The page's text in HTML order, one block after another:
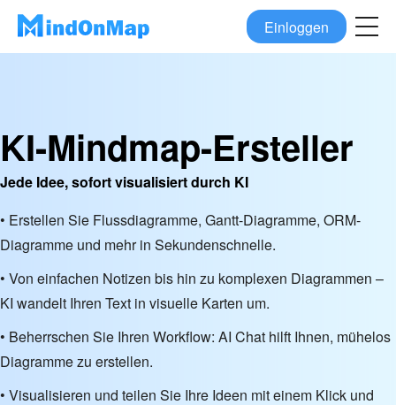
Einloggen
KI-Mindmap-Ersteller
Jede Idee, sofort visualisiert durch KI
• Erstellen Sie Flussdiagramme, Gantt-Diagramme, ORM-
Diagramme und mehr in Sekundenschnelle.
• Von einfachen Notizen bis hin zu komplexen Diagrammen –
KI wandelt Ihren Text in visuelle Karten um.
• Beherrschen Sie Ihren Workflow: AI Chat hilft Ihnen, mühelos
Diagramme zu erstellen.
• Visualisieren und teilen Sie Ihre Ideen mit einem Klick und